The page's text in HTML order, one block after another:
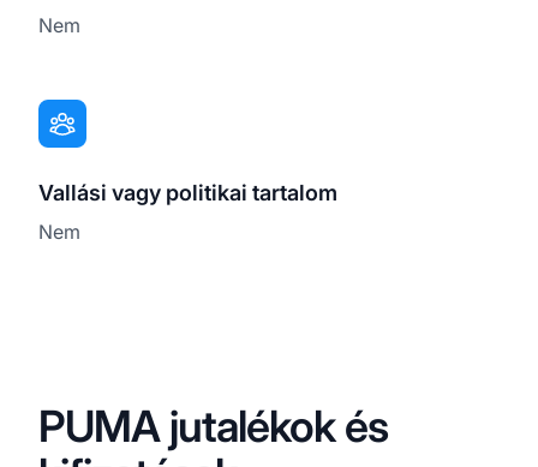
Nem
Vallási vagy politikai tartalom
Nem
PUMA jutalékok és